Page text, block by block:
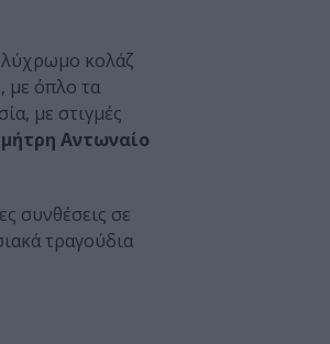
κολάζ
με όπλο τα
με στιγμές
Αντωναίο
συνθέσεις σε
τραγούδια